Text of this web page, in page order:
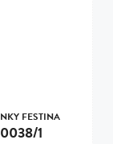
FESTINA
1